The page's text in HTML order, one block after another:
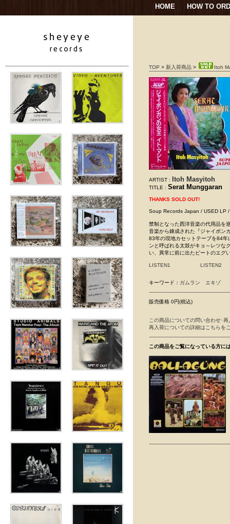
HOME HOW TO
TOP > 新入荷商品 > Itoh
ARTIST : Itoh Masyitoh
TITLE : Serat Munggaran
THANKS SOLD OUT!
Soup Records Japan / USED
禁制となった西洋音楽の代用品を
音楽から錬成された『ジャイポン
83年の現地カセットテープを84年
ンと呼ばれる太鼓がキョ～レツな
い、異常に前に出たビートのエグ
LISTEN1 LISTEN2
キーワード： ガムラン エキゾ
販売価格 0円(税込)
この商品についての問い合わせ･
再入荷についての詳細はこちらを
この商品をご覧になっている方に